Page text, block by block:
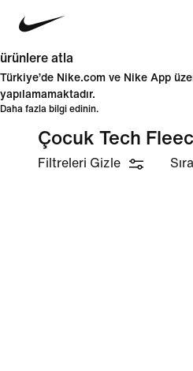
ürünlere atla
Türkiye’de Nike.com ve Nike App
yapılamamaktadır.
Daha fazla bilgi edinin.
Çocuk Tech
Filtreleri Gizle